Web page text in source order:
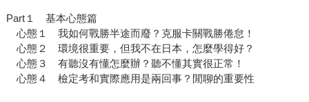
Part１ 基本心態篇
心態１ 我如何戰勝半途而廢？克服卡關戰勝倦怠！
心態２ 環境很重要，但我不在日本，怎麼學得好？
心態３ 有聽沒有懂怎麼辦？聽不懂其實很正常！
心態４ 檢定考和實際應用是兩回事？閒聊的重要性